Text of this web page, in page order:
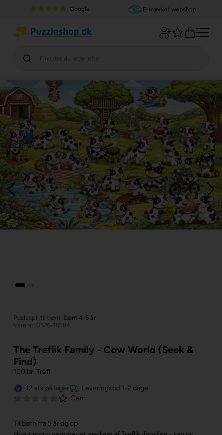
Google E-mærket webshop
Puslespil til børn Børn 4-5 år
Varenr.: 0526-16584
The Treflik Family - Cow World (Seek &
Find)
100 br. Trefl
12 stk på lager
Leveringstid 1-2 dage
Gem
Til børn fra 5 år og op